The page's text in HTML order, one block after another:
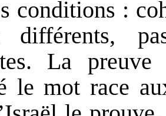
conditions :
différents,
La
le mot race